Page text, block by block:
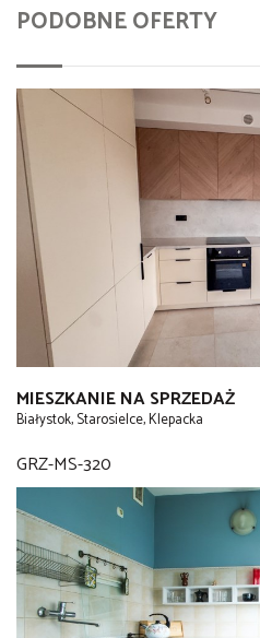
PODOBNE OFERTY
MIESZKANIE NA SPRZEDAŻ
Białystok, Starosielce, Klepacka
GRZ-MS-320